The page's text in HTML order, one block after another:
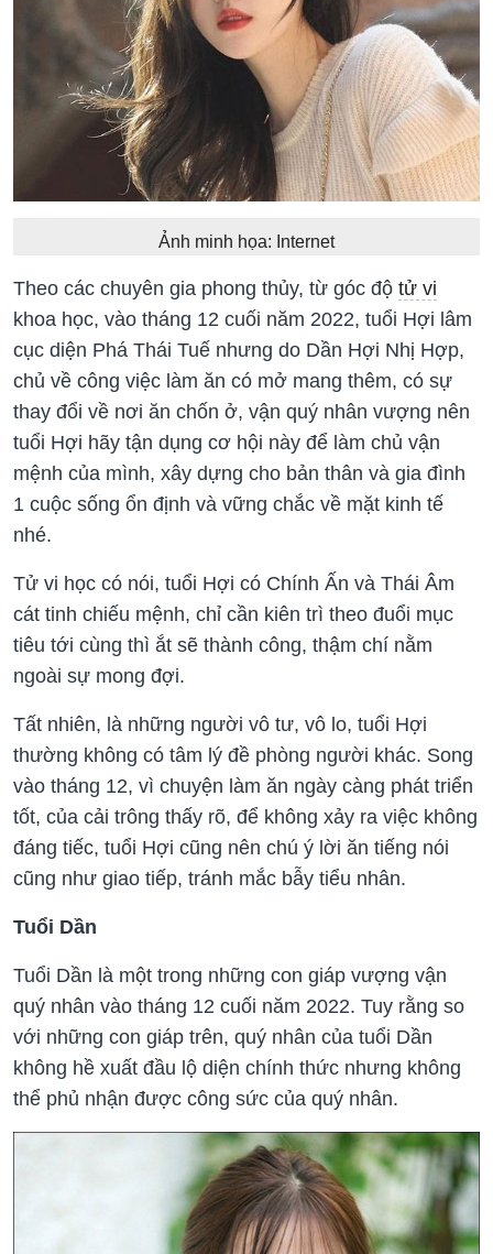
Ảnh minh họa: Internet
Theo các chuyên gia phong thủy, từ góc độ tử vi
khoa học, vào tháng 12 cuối năm 2022, tuổi Hợi lâm
cục diện Phá Thái Tuế nhưng do Dần Hợi Nhị Hợp,
chủ về công việc làm ăn có mở mang thêm, có sự
thay đổi về nơi ăn chốn ở, vận quý nhân vượng nên
tuổi Hợi hãy tận dụng cơ hội này để làm chủ vận
mệnh của mình, xây dựng cho bản thân và gia đình
1 cuộc sống ổn định và vững chắc về mặt kinh tế
nhé.
Tử vi học có nói, tuổi Hợi có Chính Ấn và Thái Âm
cát tinh chiếu mệnh, chỉ cần kiên trì theo đuổi mục
tiêu tới cùng thì ắt sẽ thành công, thậm chí nằm
ngoài sự mong đợi.
Tất nhiên, là những người vô tư, vô lo, tuổi Hợi
thường không có tâm lý đề phòng người khác. Song
vào tháng 12, vì chuyện làm ăn ngày càng phát triển
tốt, của cải trông thấy rõ, để không xảy ra việc không
đáng tiếc, tuổi Hợi cũng nên chú ý lời ăn tiếng nói
cũng như giao tiếp, tránh mắc bẫy tiểu nhân.
Tuổi Dần
Tuổi Dần là một trong những con giáp vượng vận
quý nhân vào tháng 12 cuối năm 2022. Tuy rằng so
với những con giáp trên, quý nhân của tuổi Dần
không hề xuất đầu lộ diện chính thức nhưng không
thể phủ nhận được công sức của quý nhân.